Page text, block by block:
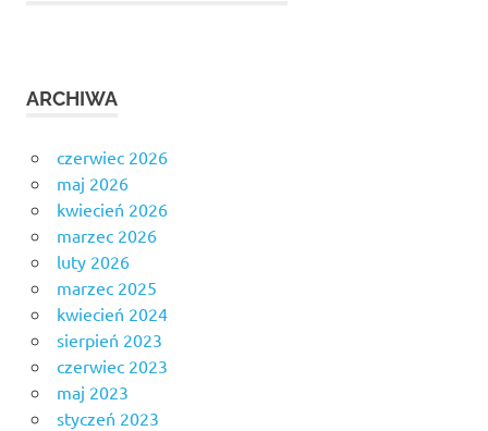
ARCHIWA
czerwiec 2026
maj 2026
kwiecień 2026
marzec 2026
luty 2026
marzec 2025
kwiecień 2024
sierpień 2023
czerwiec 2023
maj 2023
styczeń 2023